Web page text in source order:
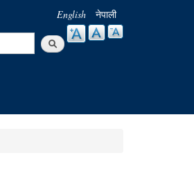
English नेपाली